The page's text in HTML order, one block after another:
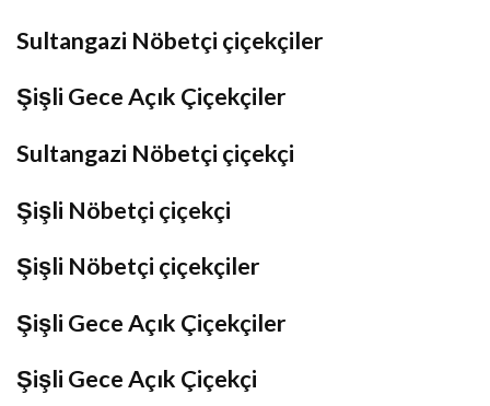
Sultangazi Nöbetçi çiçekçiler
Şişli Gece Açık Çiçekçiler
Sultangazi Nöbetçi çiçekçi
Şişli Nöbetçi çiçekçi
Şişli Nöbetçi çiçekçiler
Şişli Gece Açık Çiçekçiler
Şişli Gece Açık Çiçekçi